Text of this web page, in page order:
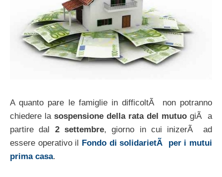
A quanto pare le famiglie in difficoltÃ non potranno
chiedere la sospensione della rata del mutuo giÃ a
partire dal 2 settembre, giorno in cui inizerÃ ad
essere operativo il
Fondo di solidarietÃ per i mutui
prima casa.